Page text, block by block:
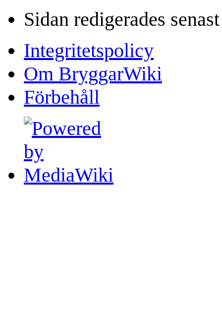
Sidan redigerades
Integritetspolicy
Om BryggarWiki
Förbehåll